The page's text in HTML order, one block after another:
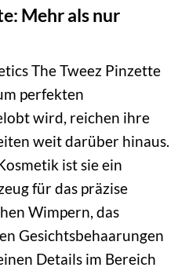
Mehr als nur
The Tweez Pinzette
perfekten
wird, reichen ihre
weit darüber hinaus.
ist sie ein
für das präzise
Wimpern, das
Gesichtsbehaarungen
Details im Bereich